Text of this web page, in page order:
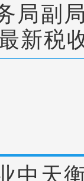
局副
新税
中天